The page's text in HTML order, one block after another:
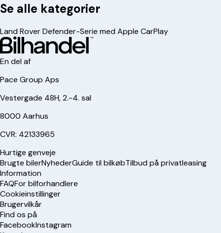
Se alle kategorier
Land Rover Defender-Serie med Apple CarPlay
En del af
Pace Group Aps
Vestergade 48H, 2.-4. sal
8000 Aarhus
CVR: 42133965
Hurtige genveje
Brugte bilerNyhederGuide til bilkøbTilbud på privatleasing
Information
FAQFor bilforhandlere
Cookieinstillinger
Brugervilkår
Find os på
FacebookInstagram